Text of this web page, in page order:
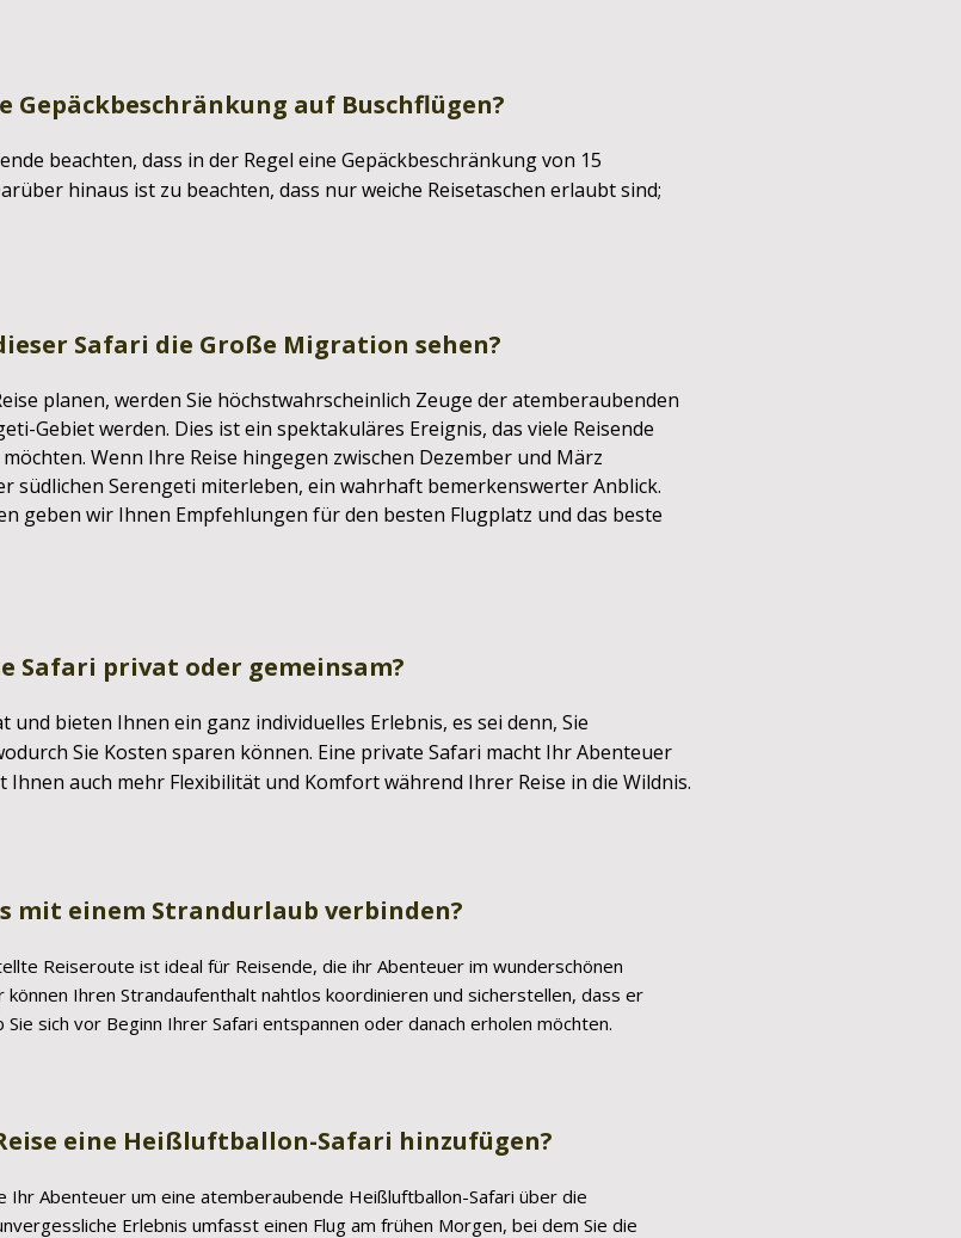
Gepäckbeschränkung auf Buschflügen?
beachten, dass in der Regel eine Gepäckbeschränkung von 15
hinaus ist zu beachten, dass nur weiche Reisetaschen erlaubt sind;
Safari die Große Migration sehen?
planen, werden Sie höchstwahrscheinlich Zeuge der atemberaubenden
Gebiet werden. Dies ist ein spektakuläres Ereignis, das viele Reisende
Wenn Ihre Reise hingegen zwischen Dezember und März
südlichen Serengeti miterleben, ein wahrhaft bemerkenswerter Anblick.
geben wir Ihnen Empfehlungen für den besten Flugplatz und das beste
Safari privat oder gemeinsam?
bieten Ihnen ein ganz individuelles Erlebnis, es sei denn, Sie
Sie Kosten sparen können. Eine private Safari macht Ihr Abenteuer
auch mehr Flexibilität und Komfort während Ihrer Reise in die Wildnis.
mit einem Strandurlaub verbinden?
Reiseroute ist ideal für Reisende, die ihr Abenteuer im wunderschönen
Ihren Strandaufenthalt nahtlos koordinieren und sicherstellen, dass er
sich vor Beginn Ihrer Safari entspannen oder danach erholen möchten.
eine Heißluftballon-Safari hinzufügen?
Ihr Abenteuer um eine atemberaubende Heißluftballon-Safari über die
Erlebnis umfasst einen Flug am frühen Morgen, bei dem Sie die